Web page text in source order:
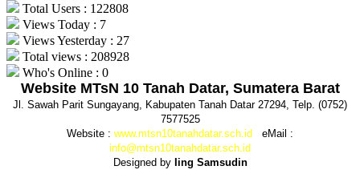
Total Users : 122808
Views Today : 7
Views Yesterday : 27
Total views : 208928
Who's Online : 0
Website MTsN 10 Tanah Datar, Sumatera Barat
Jl. Sawah Parit Sungayang, Kabupaten Tanah Datar 27294, Telp. (0752)
7577525
Website : www.mtsn10tanahdatar.sch.id eMail :
info@mtsn10tanahdatar.sch.id
Designed by Iing Samsudin